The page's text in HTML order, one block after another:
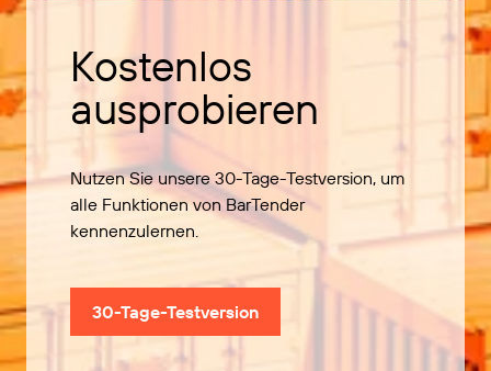
Kostenlos
ausprobieren
Nutzen Sie unsere 30-Tage-Testversion, um
alle Funktionen von BarTender
kennenzulernen.
30-Tage-Testversion